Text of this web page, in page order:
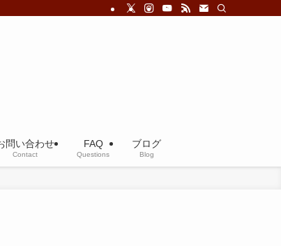
問い合わせ
Contact
FAQ
Questions
ブログ
Blog